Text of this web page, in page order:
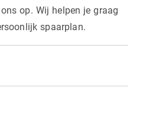
op. Wij helpen je graag
spaarplan.